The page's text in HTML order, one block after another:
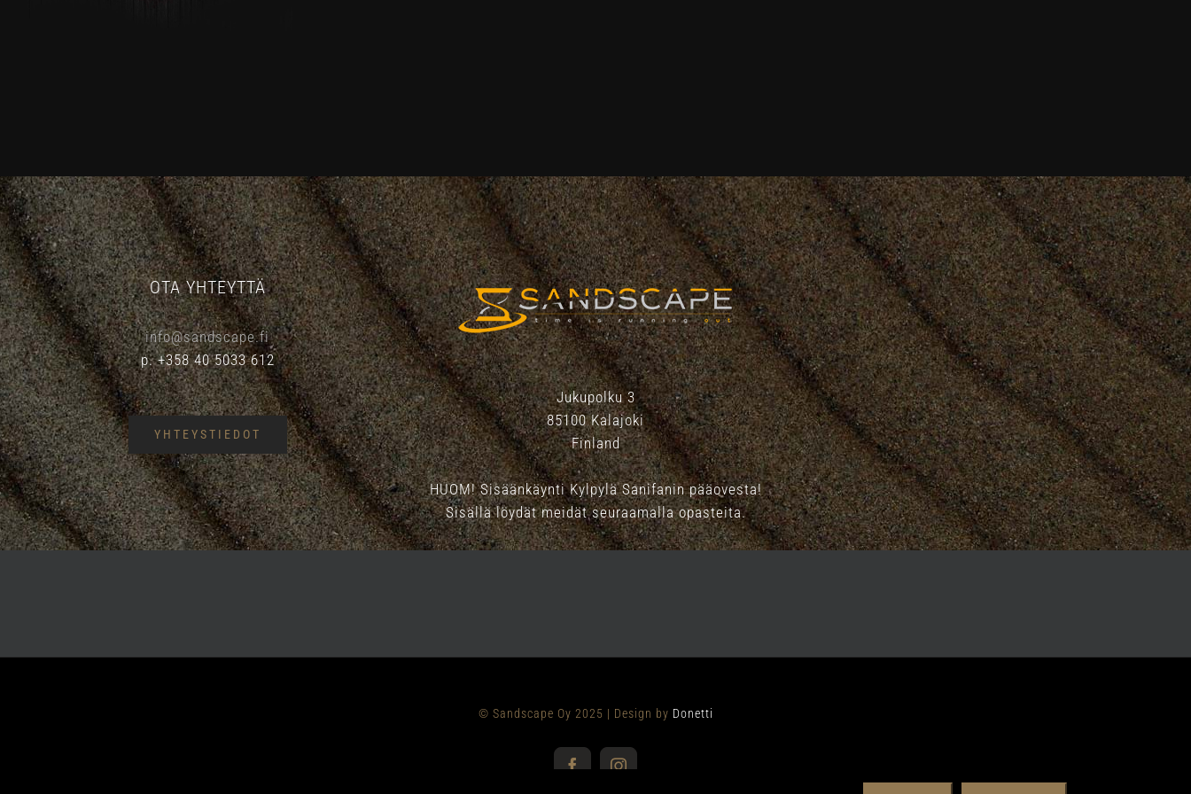
OTA YHTEYTTÄ
info@sandscape.fi
p. +358 40 5033 612
YHTEYSTIEDOT
Jukupolku 3
85100 Kalajoki
Finland
HUOM! Sisäänkäynti Kylpylä Sanifanin pääovesta!
Sisällä löydät meidät seuraamalla opasteita.
© Sandscape Oy 2025 | Design by Donetti
FacebookInstagram